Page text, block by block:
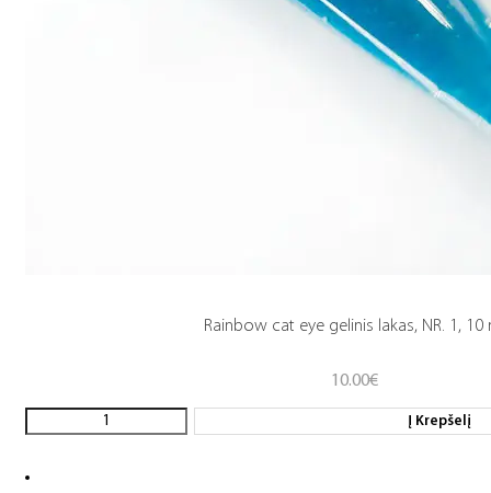
Rainbow cat eye gelinis lakas, NR. 1, 10
10.00€
Į Krepšelį